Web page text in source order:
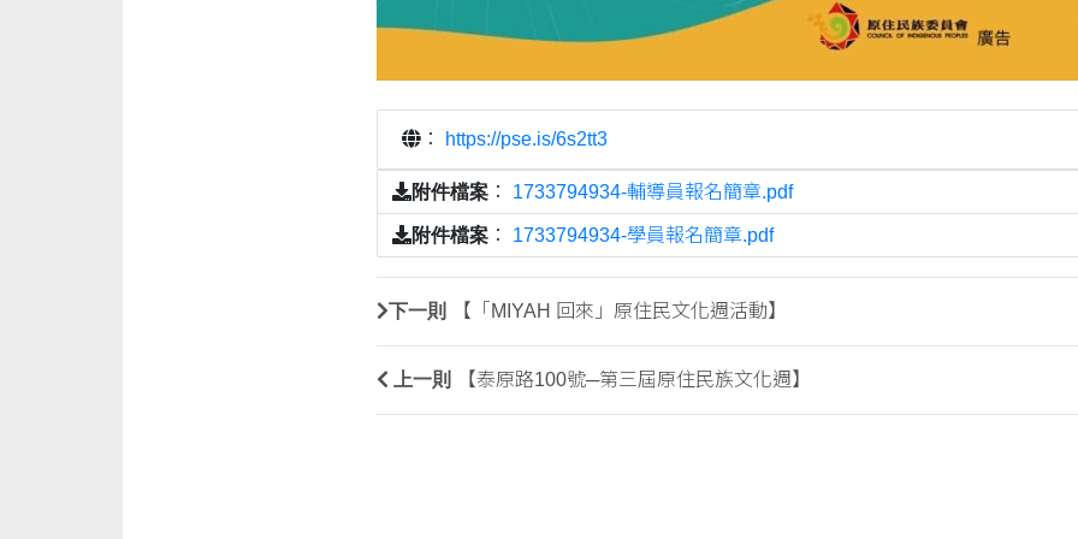
： https://pse.is/6s2tt3
附件檔案 ： 1733794934-輔導員報名簡章.pdf
附件檔案 ： 1733794934-學員報名簡章.pdf
下一則 【「MIYAH 回來」原住民文化週活動】
上一則 【泰原路100號─第三屆原住民族文化週】